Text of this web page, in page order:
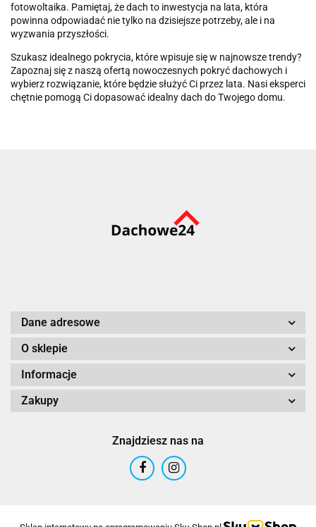
fotowoltaika. Pamiętaj, że dach to inwestycja na lata, która
powinna odpowiadać nie tylko na dzisiejsze potrzeby, ale i na
wyzwania przyszłości.
Szukasz idealnego pokrycia, które wpisuje się w najnowsze trendy?
Zapoznaj się z naszą ofertą nowoczesnych pokryć dachowych i
wybierz rozwiązanie, które będzie służyć Ci przez lata. Nasi eksperci
chętnie pomogą Ci dopasować idealny dach do Twojego domu.
Dane adresowe
O sklepie
Informacje
Zakupy
Znajdziesz nas na